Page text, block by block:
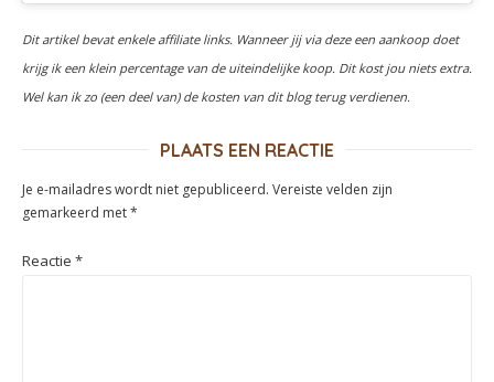
Dit artikel bevat enkele affiliate links. Wanneer jij via deze een aankoop doet
krijg ik een klein percentage van de uiteindelijke koop. Dit kost jou niets extra.
Wel kan ik zo (een deel van) de kosten van dit blog terug verdienen.
PLAATS EEN REACTIE
Je e-mailadres wordt niet gepubliceerd. Vereiste velden zijn
gemarkeerd met*
Reactie *